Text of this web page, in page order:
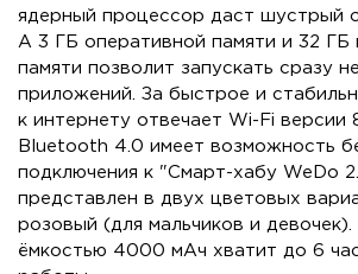
ядерный процессор даст шустрый
А 3 ГБ оперативной памяти и 32 ГБ
памяти позволит запускать сразу
приложений. За быстрое и
к интернету отвечает Wi-Fi версии
Bluetooth 4.0 имеет возможность
подключения к "Смарт-хабу WeDo
представлен в двух цветовых
розовый (для мальчиков и девочек).
ёмкостью 4000 мАч хватит до 6